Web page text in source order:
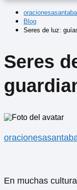
Blog
Seres de luz:
Seres
En muchas